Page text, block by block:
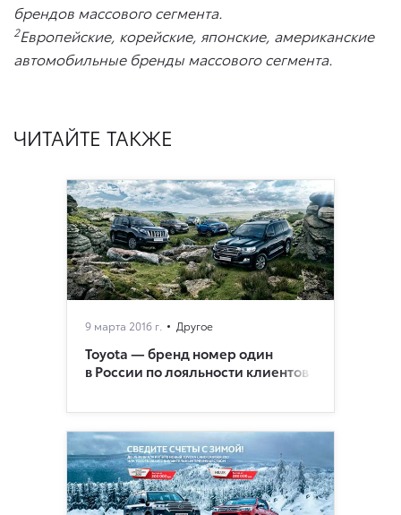
брендов массового сегмента.
2Европейские, корейские, японские, американские
автомобильные бренды массового сегмента.
ЧИТАЙТЕ ТАКЖЕ
9 марта 2016 г. Другое
Toyota — бренд номер один
в России по лояльности клиентов